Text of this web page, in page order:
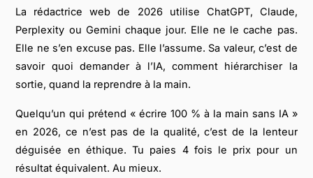
La rédactrice web de 2026 utilise ChatGPT, Claude,
Perplexity ou Gemini chaque jour. Elle ne le cache pas.
Elle ne s’en excuse pas. Elle l’assume. Sa valeur, c’est de
savoir quoi demander à l’IA,comment hiérarchiser la
sortie,quand la reprendre à la main.
Quelqu’un qui prétend « écrire 100 % à la main sans IA »
en 2026, ce n’est pas de la qualité, c’est de la lenteur
déguisée en éthique. Tu paies 4 fois le prix pour un
résultat équivalent. Au mieux.